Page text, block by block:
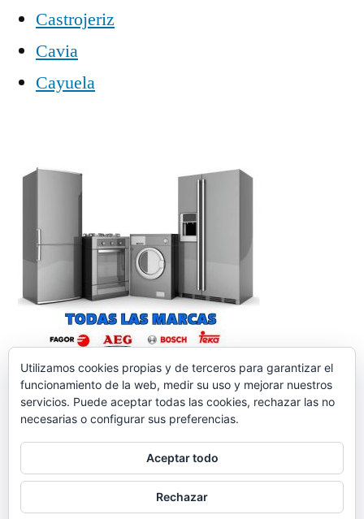
Castrojeriz
Cavia
Cayuela
reparacionelectrodomesticos.org,Funciona gracias a
Contacto Aviso legal
Utilizamos cookies propias y de terceros para garantizar el
funcionamiento de la web, medir su uso y mejorar nuestros
servicios. Puede aceptar todas las cookies, rechazar las no
necesarias o configurar sus preferencias.
Aceptar todo
Rechazar